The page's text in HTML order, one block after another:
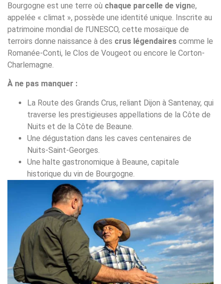
Bourgogne est une terre où chaque parcelle de vigne,
appelée « climat », possède une identité unique. Inscrite au
patrimoine mondial de l’UNESCO, cette mosaïque de
terroirs donne naissance à des crus légendaires comme le
Romanée-Conti, le Clos de Vougeot ou encore le Corton-
Charlemagne.
À ne pas manquer :
La Route des Grands Crus, reliant Dijon à Santenay, qui
traverse les prestigieuses appellations de la Côte de
Nuits et de la Côte de Beaune.
Une dégustation dans les caves centenaires de
Nuits-Saint-Georges.
Une halte gastronomique à Beaune, capitale
historique du vin de Bourgogne.